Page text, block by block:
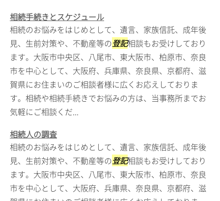
相続手続きとスケジュール
相続のお悩みをはじめとして、遺言、家族信託、成年後
見、生前対策や、不動産等の登記相談もお受けしており
ます。大阪市中央区、八尾市、東大阪市、柏原市、奈良
市を中心として、大阪府、兵庫県、奈良県、京都府、滋
賀県にお住まいのご相談者様に広くお応えしておりま
す。相続や相続手続きでお悩みの方は、当事務所までお
気軽にご相談くだ...
相続人の調査
相続のお悩みをはじめとして、遺言、家族信託、成年後
見、生前対策や、不動産等の登記相談もお受けしており
ます。大阪市中央区、八尾市、東大阪市、柏原市、奈良
市を中心として、大阪府、兵庫県、奈良県、京都府、滋